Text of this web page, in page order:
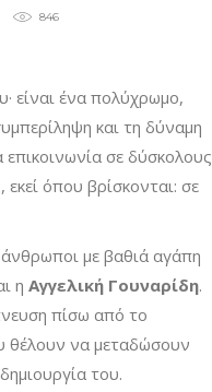
846
είναι ένα πολύχρωμο,
και τη δύναμη
σε δύσκολους
όπου βρίσκονται: σε
με βαθιά αγάπη
η Αγγελική Γουναρίδη.
πίσω από το
θέλουν να μεταδώσουν
του.